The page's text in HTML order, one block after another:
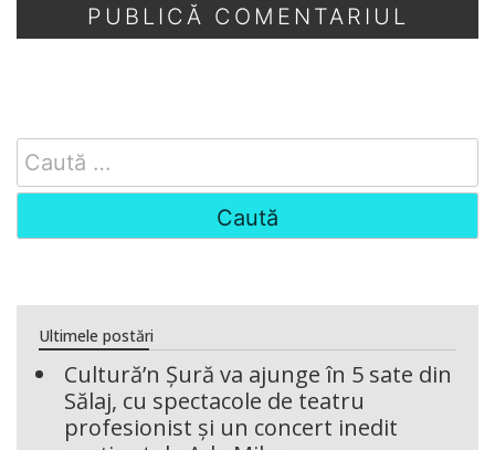
Search
for:
Ultimele postări
Cultură’n Șură va ajunge în 5 sate din
Sălaj, cu spectacole de teatru
profesionist și un concert inedit